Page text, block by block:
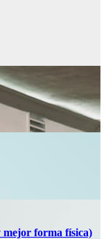
mejor forma física)